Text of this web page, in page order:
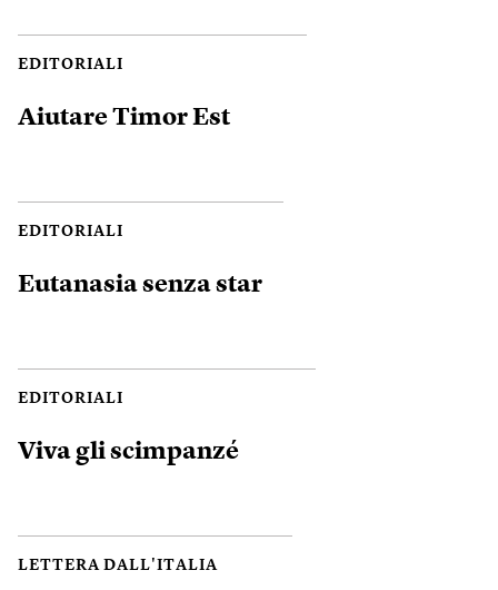
EDITORIALI
Aiutare Timor Est
EDITORIALI
Eutanasia senza star
EDITORIALI
Viva gli scimpanzé
LETTERA DALL'ITALIA